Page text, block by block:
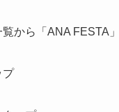
から「ANA FESTA」
プ